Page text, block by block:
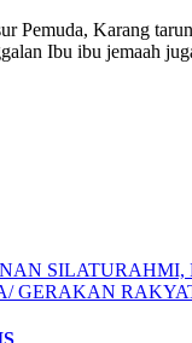
Pemuda, Karang
Ibu ibu jemaah
SILATURAHMI,
GERAKAN